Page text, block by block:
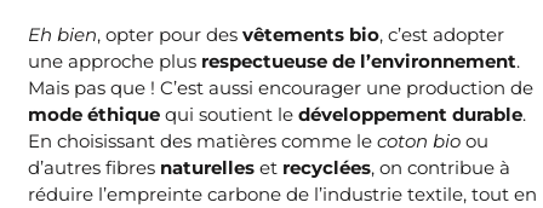
Eh bien, opter pour des vêtements bio, c’est adopter
une approche plus respectueuse de l’environnement.
Mais pas que ! C’est aussi encourager une production de
mode éthique qui soutient le développement durable.
En choisissant des matières comme le coton bio ou
d’autres fibres naturelles et recyclées, on contribue à
réduire l’empreinte carbone de l’industrie textile, tout en